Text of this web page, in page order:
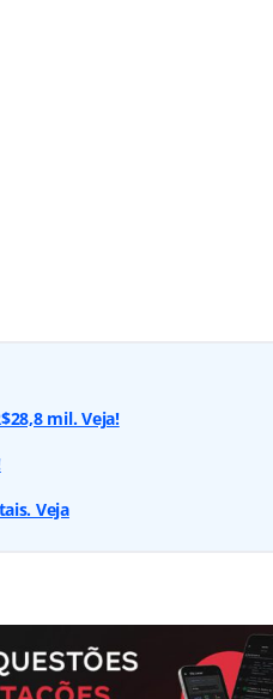
mil. Veja!
Veja